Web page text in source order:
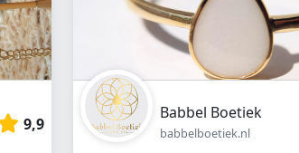
9,9
Babbel Boetiek
babbelboetiek.nl